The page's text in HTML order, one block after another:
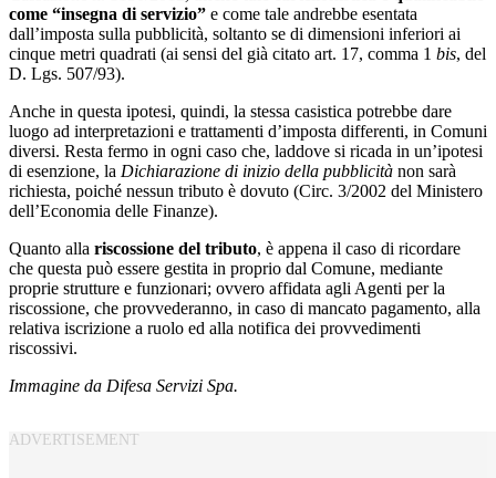
come “insegna di servizio” e come tale andrebbe esentata
dall’imposta sulla pubblicità, soltanto se di dimensioni inferiori ai
cinque metri quadrati (ai sensi del già citato art. 17, comma 1 bis, del
D. Lgs. 507/93).
Anche in questa ipotesi, quindi, la stessa casistica potrebbe dare
luogo ad interpretazioni e trattamenti d’imposta differenti, in Comuni
diversi. Resta fermo in ogni caso che, laddove si ricada in un’ipotesi
di esenzione, la Dichiarazione di inizio della pubblicità non sarà
richiesta, poiché nessun tributo è dovuto (Circ. 3/2002 del Ministero
dell’Economia delle Finanze).
Quanto alla riscossione del tributo, è appena il caso di ricordare
che questa può essere gestita in proprio dal Comune, mediante
proprie strutture e funzionari; ovvero affidata agli Agenti per la
riscossione, che provvederanno, in caso di mancato pagamento, alla
relativa iscrizione a ruolo ed alla notifica dei provvedimenti
riscossivi.
Immagine da Difesa Servizi Spa.